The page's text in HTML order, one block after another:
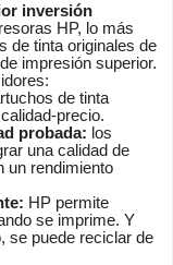
inversión
HP, lo más
de tinta originales de
impresión superior.
de tinta
precio.
probada: los
una calidad de
un rendimiento
HP permite
se imprime. Y
se puede reciclar de